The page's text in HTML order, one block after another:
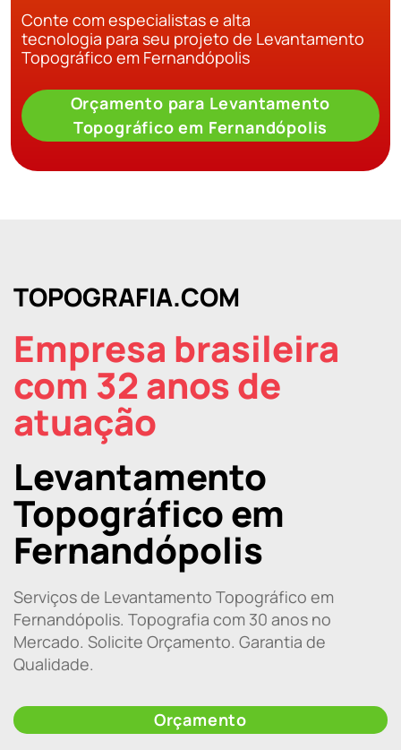
Conte com especialistas e alta
tecnologia para seu projeto de Levantamento
Topográfico em Fernandópolis
Orçamento para Levantamento
Topográfico em Fernandópolis
TOPOGRAFIA.COM
Empresa brasileira
com 32 anos de
atuação
Levantamento
Topográfico em
Fernandópolis
Serviços de Levantamento Topográfico em
Fernandópolis. Topografia com 30 anos no
Mercado. Solicite Orçamento. Garantia de
Qualidade.
Orçamento